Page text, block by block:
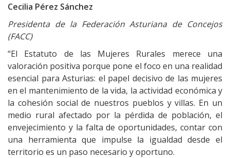
Cecilia Pérez Sánchez
Presidenta de la Federación Asturiana de Concejos
(FACC)
“El Estatuto de las Mujeres Rurales merece una
valoración positiva porque pone el foco en una realidad
esencial para Asturias: el papel decisivo de las mujeres
en el mantenimiento de la vida, la actividad económica y
la cohesión social de nuestros pueblos y villas. En un
medio rural afectado por la pérdida de población, el
envejecimiento y la falta de oportunidades, contar con
una herramienta que impulse la igualdad desde el
territorio es un paso necesario y oportuno.